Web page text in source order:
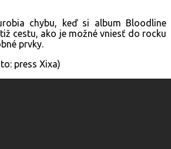
chybu, keď si album Bloodline
cestu, ako je možné vniesť do rocku
prvky.
press Xixa)